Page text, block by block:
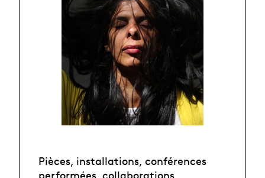
Pièces, installations, conférences
performées, collaborations